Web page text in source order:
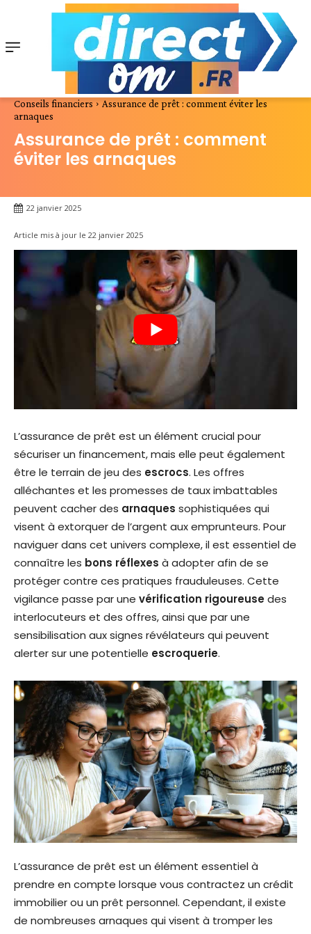
Conseils financiers
Assurance de prêt : comment éviter les
arnaques
Assurance de prêt : comment
éviter les arnaques
22 janvier 2025
Article mis à jour le 22 janvier 2025
L’assurance de prêt est un élément crucial pour
sécuriser un financement, mais elle peut également
être le terrain de jeu des escrocs. Les offres
alléchantes et les promesses de taux imbattables
peuvent cacher des arnaques sophistiquées qui
visent à extorquer de l’argent aux emprunteurs. Pour
naviguer dans cet univers complexe, il est essentiel de
connaître les bons réflexes à adopter afin de se
protéger contre ces pratiques frauduleuses. Cette
vigilance passe par une vérification rigoureusedes
interlocuteurs et des offres, ainsi que par une
sensibilisation aux signes révélateurs qui peuvent
alerter sur une potentielle escroquerie.
L’assurance de prêt est un élément essentiel à
prendre en compte lorsque vous contractez un crédit
immobilier ou un prêt personnel. Cependant, il existe
de nombreuses arnaques qui visent à tromper les